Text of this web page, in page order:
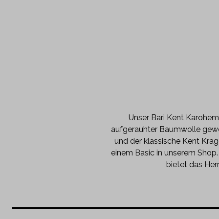
Unser Bari Kent
aufgerauhter Baumwolle
und der klassische Kent
einem Basic in unserem
bietet das